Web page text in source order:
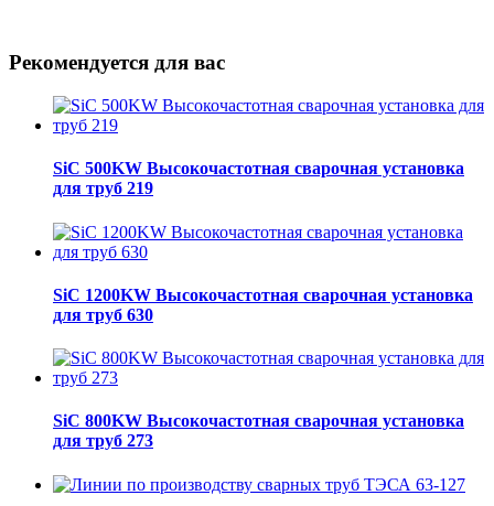
Рекомендуется для вас
SiC 500KW Высокочастотная сварочная установка
для труб 219
SiC 1200KW Высокочастотная сварочная установка
для труб 630
SiC 800KW Высокочастотная сварочная установка
для труб 273